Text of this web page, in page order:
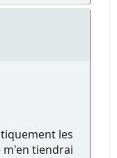
les
m'en tiendrai